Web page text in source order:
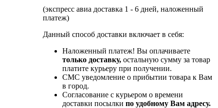
(экспресс авиа доставка 1 - 6 дней, наложенный
платеж)
Данный способ доставки включает в себя:
Наложенный платеж! Вы оплачиваете
только доставку, остальную сумму за товар
платите курьеру при получении.
СМС уведомление о прибытии товара к Вам
в город.
Согласование с курьером о времени
доставки посылки по удобному Вам адресу.